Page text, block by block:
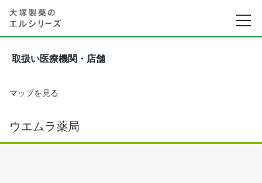
取扱い医療機関・店舗
マップを見る
ウエムラ薬局